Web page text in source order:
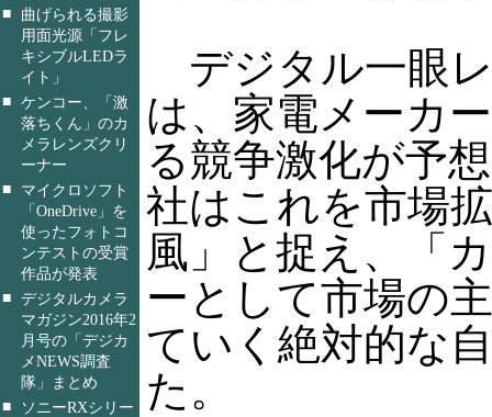
■
曲げられる撮影
用面光源「フレ
キシブルLEDラ
イト」
■ ケンコー、「激
落ちくん」のカ
メラレンズクリ
ーナー
■
マイクロソフト
「OneDrive」を
使ったフォトコ
ンテストの受賞
作品が発表
■ デジタルカメラ
マガジン2016年2
月号の「デジカ
メNEWS調査
隊」まとめ
■
ソニーRXシリー
デジタル一眼
は、家電メーカ
る競争激化が予
社はこれを市場
風」と捉え、「
ーとして市場の
ていく絶対的な
た。